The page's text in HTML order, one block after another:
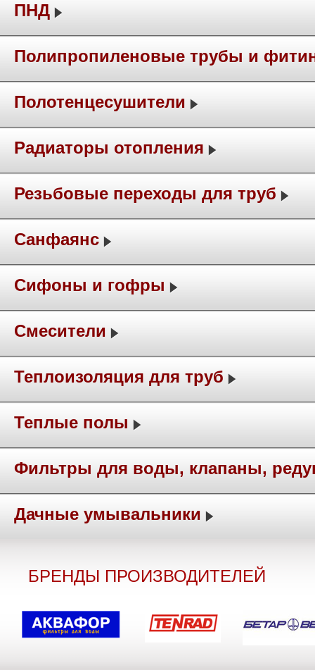
ПНД
Полипропиленовые трубы и
Полотенцесушители
Радиаторы отопления
Резьбовые переходы для труб
Санфаянс
Сифоны и гофры
Смесители
Теплоизоляция для труб
Теплые полы
Фильтры для воды, клапаны,
Дачные умывальники
БРЕНДЫ ПРОИЗВОДИТЕЛЕЙ